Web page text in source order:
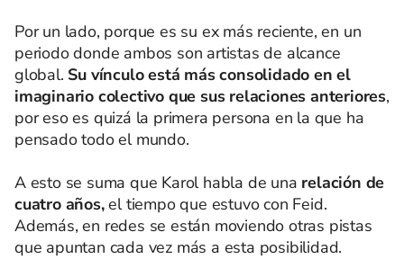
Por un lado, porque es su ex más reciente, en un
periodo donde ambos son artistas de alcance
global. Su vínculo está más consolidado en el
imaginario colectivo que sus relaciones anteriores,
por eso es quizá la primera persona en la que ha
pensado todo el mundo.
A esto se suma que Karol habla de una relación de
cuatro años,el tiempo que estuvo con Feid.
Además, en redes se están moviendo otras pistas
que apuntan cada vez más a esta posibilidad.